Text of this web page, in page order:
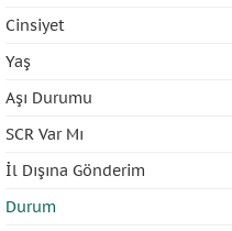
Cinsiyet
Yaş
Aşı Durumu
SCR Var Mı
İl Dışına Gönderim
Durum